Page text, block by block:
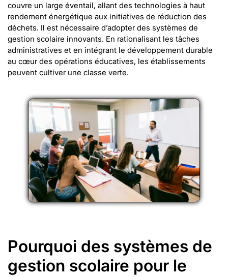
couvre un large éventail, allant des technologies à haut
rendement énergétique aux initiatives de réduction des
déchets. Il est nécessaire d’adopter des systèmes de
gestion scolaire innovants. En rationalisant les tâches
administratives et en intégrant le développement durable
au cœur des opérations éducatives, les établissements
peuvent cultiver une classe verte.
Pourquoi des systèmes de
gestion scolaire pour le